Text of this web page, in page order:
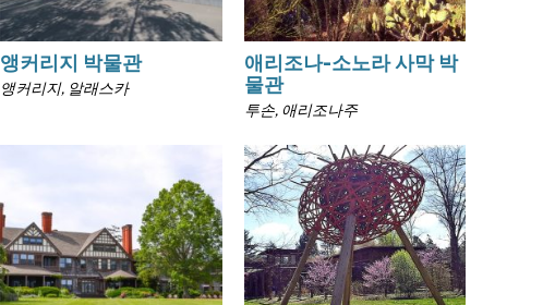
앵커리지 박물관
앵커리지, 알래스카
애리조나-소노라 사막 박
물관
투손, 애리조나주